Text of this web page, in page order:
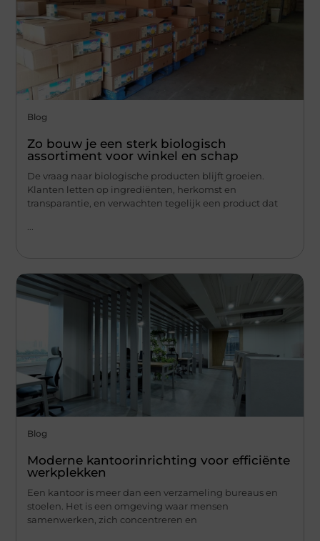
Blog
Zo bouw je een sterk biologisch
assortiment voor winkel en schap
De vraag naar biologische producten blijft groeien.
Klanten letten op ingrediënten, herkomst en
transparantie, en verwachten tegelijk een product dat
...
Blog
Moderne kantoorinrichting voor efficiënte
werkplekken
Een kantoor is meer dan een verzameling bureaus en
stoelen. Het is een omgeving waar mensen
samenwerken, zich concentreren en